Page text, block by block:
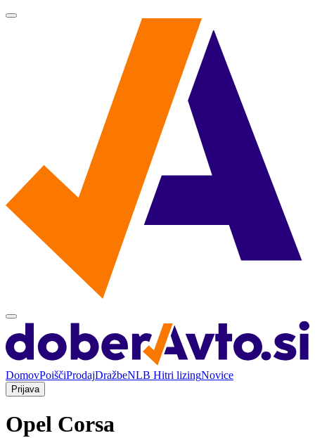
DomovPoiščiProdajDražbeNLB Hitri lizingNovice
Prijava
Opel Corsa